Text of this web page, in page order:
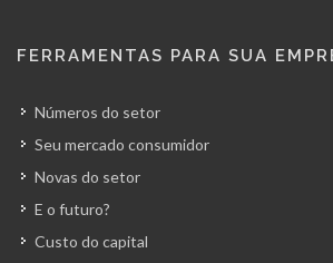
FERRAMENTAS PARA SUA
Números do setor
Seu mercado consumidor
Novas do setor
E o futuro?
Custo do capital